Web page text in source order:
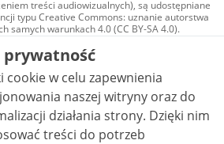
treści audiowizualnych), są udostępniane
typu Creative Commons: uznanie autorstwa
samych warunkach 4.0 (CC BY-SA 4.0).
audiowizualne, w tym zdjęcia, materiały
są udostępniane na licencji typu
Commons: uznanie autorstwa użycie
- bez utworów zależnych 4.0 (CC BY-
4.0), o ile nie jest to stwierdzone inaczej.
prywatność
cookie w celu zapewnienia
naszej witryny oraz do
działania strony. Dzięki nim
treści do potrzeb